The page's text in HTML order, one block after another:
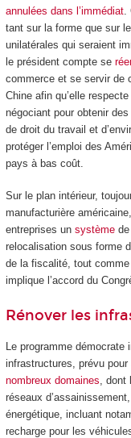
annulées dans l’immédiat.
tant sur la forme que sur
unilatérales qui seraient
le président compte se
commerce et se servir de
Chine afin qu’elle
négociant pour obtenir des
de droit du travail et
protéger l’emploi des
pays à bas coût.
Sur le plan intérieur,
manufacturière
entreprises un systèmede
relocalisation sous forme
de la fiscalité, tout comme
implique l’accord du
Rénover les
Le programme
infrastructures, prévu
nombreux domaines ,
réseaux
énergétique, incluant
recharge pour les